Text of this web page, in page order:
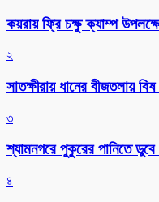
কয়রায় ফ্রি চক্ষু ক্যাম্প
২
সাতক্ষীরায় ধানের বীজতলায়
৩
শ্যামনগরে পুকুরের পানিতে
৪